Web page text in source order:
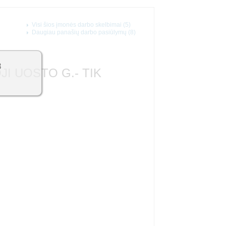
UOSTO G.- TIK
Visi šios įmonės darbo skelbimai (5)
Daugiau panašių darbo pasiūlymų (8)